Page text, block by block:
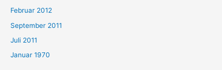
Februar 2012
September 2011
Juli 2011
Januar 1970